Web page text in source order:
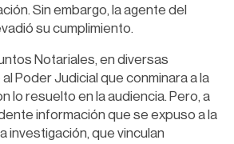
Sin embargo, la agente del
su cumplimiento.
Notariales, en diversas
Poder Judicial que conminara a la
lo resuelto en la audiencia. Pero, a
información que se expuso a la
investigación, que vinculan